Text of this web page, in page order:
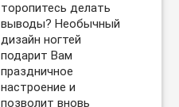
торопитесь делать
выводы? Необычный
дизайн ногтей
подарит Вам
праздничное
настроение и
позволит вновь